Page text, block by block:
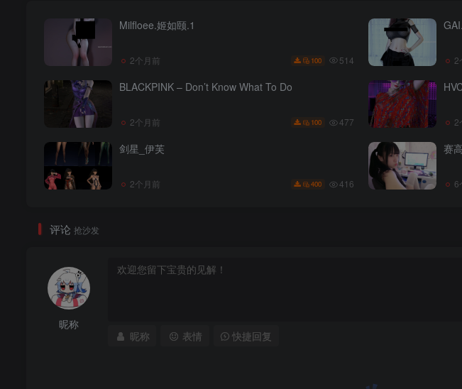
Milfloee.姬如颐.1
2个月前 100 514 2
BLACKPINK – Don’t Know What To Do
2个月前 100 477 2
剑星_伊芙
2个月前 400 416
赛
6
评论 抢沙发
昵称
昵称 表情 快捷回复